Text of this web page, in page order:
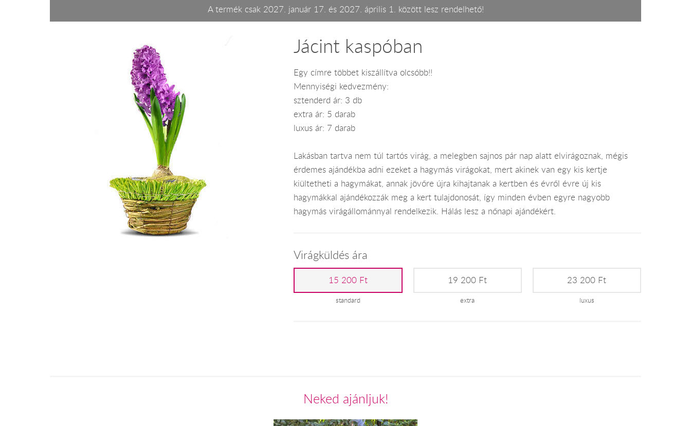
A termék csak 2027. január 17. és 2027. április 1. között lesz rendelhető!
Jácint kaspóban
Egy címre többet kiszállítva olcsóbb!!
Mennyiségi kedvezmény:
sztenderd ár: 3 db
extra ár: 5 darab
luxus ár: 7 darab
Lakásban tartva nem túl tartós virág, a melegben sajnos pár nap alatt elvirágoznak, mégis
érdemes ajándékba adni ezeket a hagymás virágokat, mert akinek van egy kis kertje
kiültetheti a hagymákat, annak jövőre újra kihajtanak a kertben és évről évre új kis
hagymákkal ajándékozzák meg a kert tulajdonosát, így minden évben egyre nagyobb
hagymás virágállománnyal rendelkezik. Hálás lesz a nőnapi ajándékért.
Virágküldés ára
15 200 Ft
standard
19 200 Ft
extra
23 200 Ft
luxus
Neked ajánljuk!